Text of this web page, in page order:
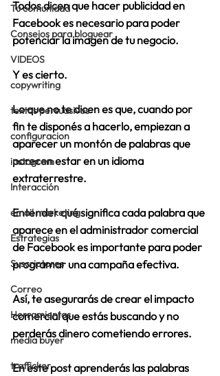
Tu comunidad
Consejos para bloguear
VIDEOS
copywriting
textos persuasivos
configuracion
instagram
Interacción
email marketing
Estrategias
Suscriptores
Correo
Herramientas
media buyer
trafficker
Todos dicen que hacer publicidad en
Facebook es necesario para poder
potenciar la imagen de tu negocio.
Y es cierto.
Lo que no te dicen es que, cuando por
fin te disponés a hacerlo, empiezan a
aparecer un montón de palabras que
parecen estar en un idioma
extraterrestre.
Entender qué significa cada palabra que
aparece en el administrador comercial
de Facebook es importante para poder
programar una campaña efectiva.
Así, te asegurarás de crear el impacto
comercial que estás buscando y no
perderás dinero cometiendo errores.
En este post aprenderás las palabras